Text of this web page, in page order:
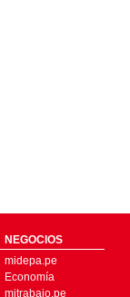
NEGOCIOS
midepa.pe
Economía
mitrabajo.pe